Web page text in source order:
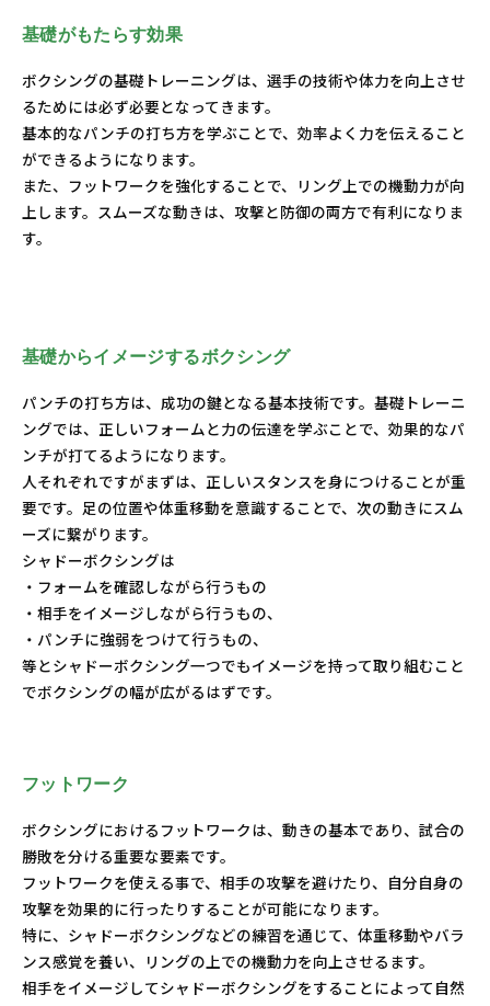
基礎がもたらす効果
ボクシングの基礎トレーニングは、選手の技術や体力を向上させ
るためには必ず必要となってきます。
基本的なパンチの打ち方を学ぶことで、効率よく力を伝えること
ができるようになります。
また、フットワークを強化することで、リング上での機動力が向
上します。スムーズな動きは、攻撃と防御の両方で有利になりま
す。
基礎からイメージするボクシング
パンチの打ち方は、成功の鍵となる基本技術です。基礎トレーニ
ングでは、正しいフォームと力の伝達を学ぶことで、効果的なパ
ンチが打てるようになります。
人それぞれですがまずは、正しいスタンスを身につけることが重
要です。足の位置や体重移動を意識することで、次の動きにスム
ーズに繋がります。
シャドーボクシングは
・フォームを確認しながら行うもの
・相手をイメージしながら行うもの、
・パンチに強弱をつけて行うもの、
等とシャドーボクシング一つでもイメージを持って取り組むこと
でボクシングの幅が広がるはずです。
フットワーク
ボクシングにおけるフットワークは、動きの基本であり、試合の
勝敗を分ける重要な要素です。
フットワークを使える事で、相手の攻撃を避けたり、自分自身の
攻撃を効果的に行ったりすることが可能になります。
特に、シャドーボクシングなどの練習を通じて、体重移動やバラ
ンス感覚を養い、リングの上での機動力を向上させるます。
相手をイメージしてシャドーボクシングをすることによって自然